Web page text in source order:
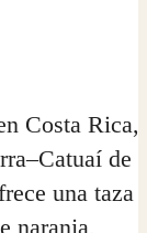
Costa Rica,
de
una taza
naranja,